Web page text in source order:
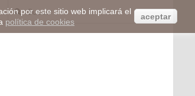
por este sitio web implicará el
política de cookies
aceptar